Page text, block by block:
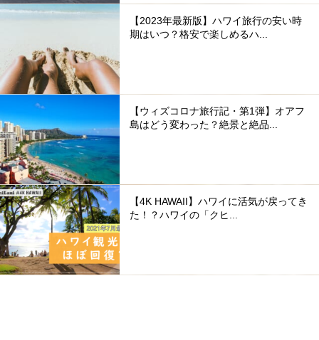
【2023年最新版】ハワイ旅行の安い時
期はいつ？格安で楽しめるハ...
【ウィズコロナ旅行記・第1弾】オアフ
島はどう変わった？絶景と絶品...
【4K HAWAII】ハワイに活気が戻ってき
た！？ハワイの「クヒ...